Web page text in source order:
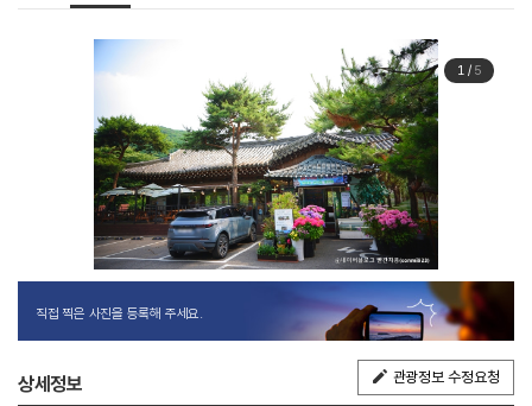
1/ 5
직접 찍은 사진을 등록해 주세요.
상세정보 관광정보 수정요청